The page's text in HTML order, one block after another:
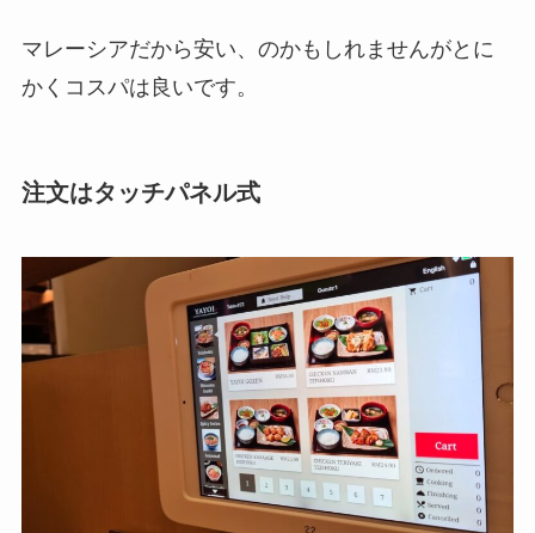
マレーシアだから安い、のかもしれませんがとに
かくコスパは良いです。
注文はタッチパネル式